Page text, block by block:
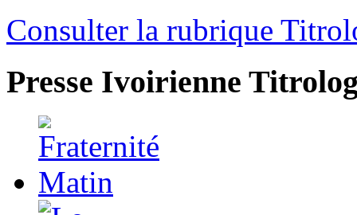
Consulter la rubrique
Presse Ivoirienne